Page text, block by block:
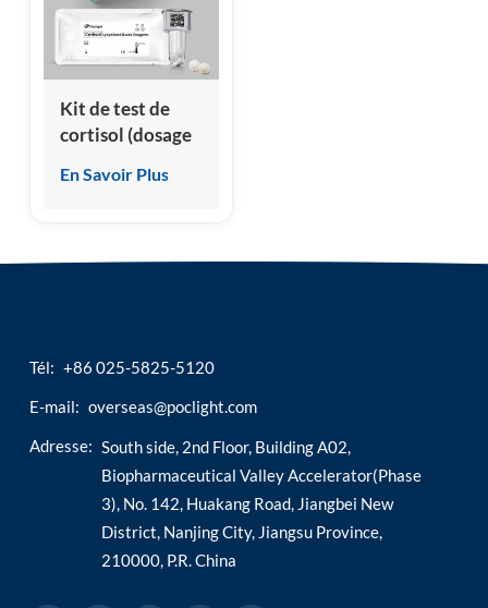
Kit de test de
cortisol (dosage
par
En Savoir Plus
Tél: +86 025-5825-5120
E-mail: overseas@poclight.com
Adresse: South side, 2nd Floor, Building A02,
Biopharmaceutical Valley Accelerator(Phase
3), No. 142, Huakang Road, Jiangbei New
District, Nanjing City, Jiangsu Province,
210000, P.R. China